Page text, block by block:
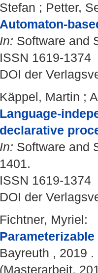
Stefan ; Petter,
Automaton-
In: Software and
ISSN 1619-1374
DOI der
Käppel, Martin ;
Language-
declarative
In: Software and
1401.
ISSN 1619-1374
DOI der
Fichtner, Myriel:
Bayreuth , 2019
(Masterarbeit,